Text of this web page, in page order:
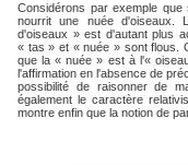
Considérons par exemple
nourrit une nuée d'oiseaux.
d'oiseaux » est d'autant plus
« tas » et « nuée » sont flous.
que la « nuée » est à l'«
l'affirmation en l'absence de
possibilité de raisonner de
également le caractère
montre enfin que la notion de